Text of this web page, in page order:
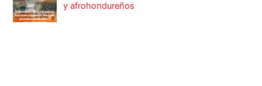
y afrohondureños